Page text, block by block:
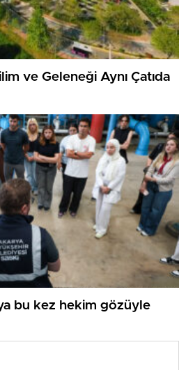
ve Geleneği Aynı Çatıda
bu kez hekim gözüyle